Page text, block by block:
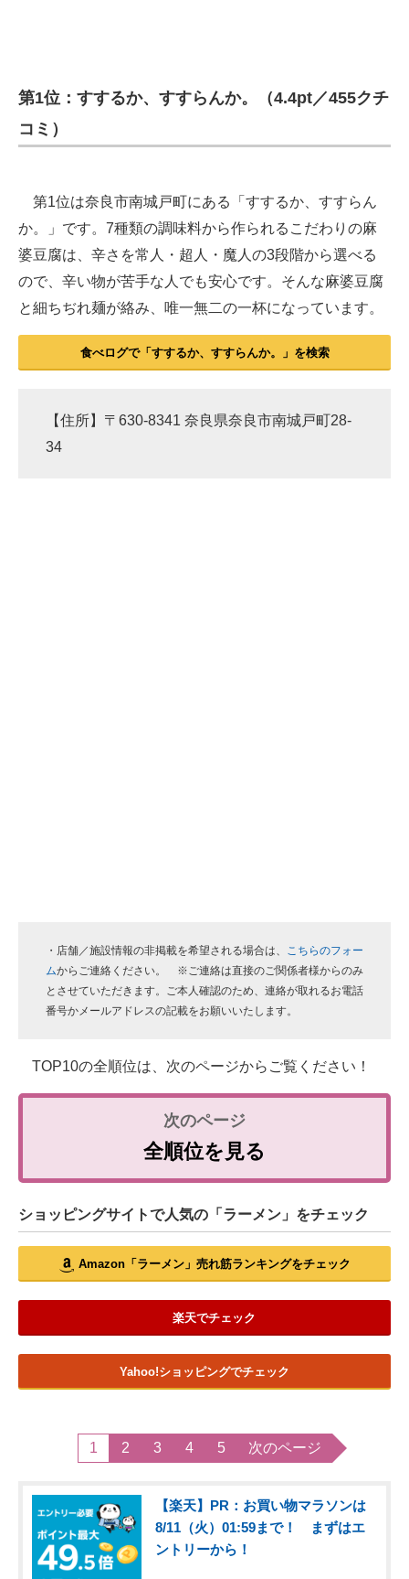
第1位：すするか、すすらんか。（4.4pt／455クチ
コミ）
第1位は奈良市南城戸町にある「すするか、すすらん
か。」です。7種類の調味料から作られるこだわりの麻
婆豆腐は、辛さを常人・超人・魔人の3段階から選べる
ので、辛い物が苦手な人でも安心です。そんな麻婆豆腐
と細ちぢれ麺が絡み、唯一無二の一杯になっています。
食べログで「すするか、すすらんか。」を検索
【住所】〒630-8341 奈良県奈良市南城戸町28-
34
・店舗／施設情報の非掲載を希望される場合は、 こちらのフォー
ムからご連絡ください。 ※ご連絡は直接のご関係者様からのみ
とさせていただきます。ご本人確認のため、連絡が取れるお電話
番号かメールアドレスの記載をお願いいたします。
TOP10の全順位は、次のページからご覧ください！
全順位を見る
ショッピングサイトで人気の「ラーメン」をチェック
Amazon「ラーメン」売れ筋ランキングをチェック
楽天でチェック
Yahoo!ショッピングでチェック
1 2 3 4 5 次のページ
【楽天】PR：お買い物マラソンは
8/11（火）01:59まで！ まずはエ
ントリーから！